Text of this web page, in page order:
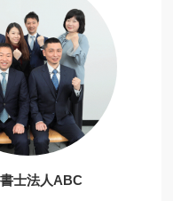
士法人ABC